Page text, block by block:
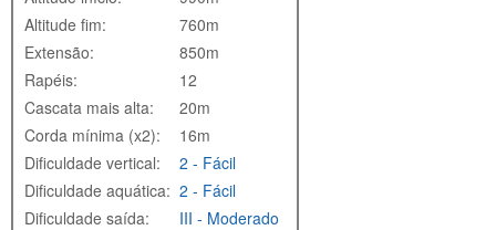
Altitude fim:
760m
Extensão:
850m
Rapéis:
12
Cascata mais alta:
20m
Corda mínima (x2):
16m
Dificuldade vertical:
2 - Fácil
Dificuldade aquática: 2 - Fácil
Dificuldade saída:
III - Moderado